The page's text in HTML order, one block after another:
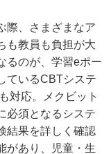
際、さまざまなア
も教員も負担が大
るのが、学習eポー
ているCBTシステ
対応。メクビット
必須となるシステ
結果を詳しく確認
があり、児童・生